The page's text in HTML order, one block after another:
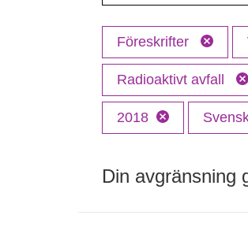
Föreskrifter
Radioaktivt avfall
2018
Din avgränsning